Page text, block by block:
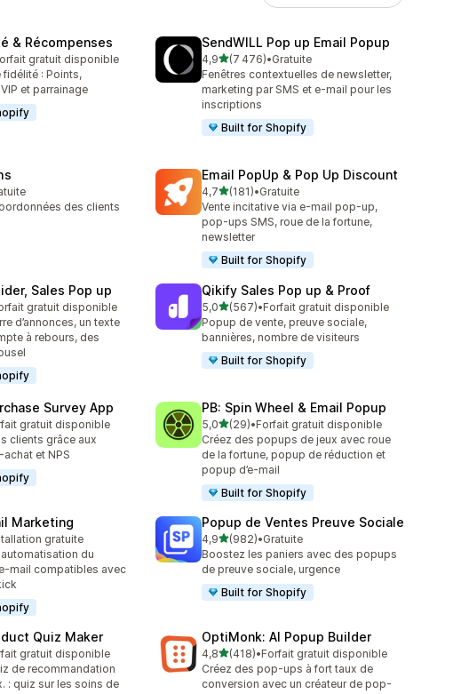
& Récompenses
5
gratuit disponible
fidélité : Points,
et parrainage
SendWILL Pop up Email Popup
4,9étoile(s) sur 5
(7 476)
7476 avis au total
•Gratuite
Fenêtres contextuelles de newsletter,
marketing par SMS et e-mail pour les
inscriptions
Built for Shopify
5
des clients
Email PopUp & Pop Up Discount
4,7étoile(s) sur 5
(181)
181 avis au total
•Gratuite
Vente incitative via e-mail pop-up,
pop-ups SMS, roue de la fortune,
newsletter
Built for Shopify
Sales Pop up
5
gratuit disponible
d’annonces, un texte
à rebours, des
Qikify Sales Pop up & Proof
5,0étoile(s) sur 5
(567)
567 avis au total
•Forfait gratuit disponible
Popup de vente, preuve sociale,
bannières, nombre de visiteurs
Built for Shopify
Survey App
5
gratuit disponible
clients grâce aux
et NPS
PB: Spin Wheel & Email Popup
5,0étoile(s) sur 5
(29)
29 avis au total
•Forfait gratuit disponible
Créez des popups de jeux avec roue
de la fortune, popup de réduction et
popup d’e-mail
Built for Shopify
Marketing
5
gratuite
du
mail compatibles avec
Popup de Ventes Preuve Sociale
4,9étoile(s) sur 5
(982)
982 avis au total
•Gratuite
Boostez les paniers avec des popups
de preuve sociale, urgence
Built for Shopify
Quiz Maker
5
gratuit disponible
de recommandation
: quiz sur les soins de
OptiMonk: AI Popup Builder
4,8étoile(s) sur 5
(418)
418 avis au total
•Forfait gratuit disponible
Créez des pop-ups à fort taux de
conversion avec un créateur de pop-